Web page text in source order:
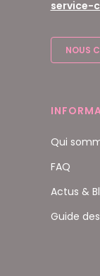
service-
NOUS
Qui
FAQ
Actus &
Guide